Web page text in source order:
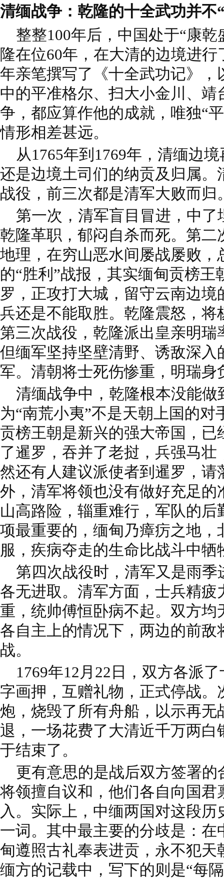
清缅战争：乾隆的十全武功并不
整整100年后，中国处于“康乾
隆在位60年，在大清的边境进
年亲笔撰写了《十全武功记》，
中的平准格尔、扫大小金川、
争，都应算作他的成就，唯独“
情形相差甚远。
从1765年到1769年，清缅边
还是边境土司们的纳贡及归属。
战役，前三次都是清军大败而归
第一次，清军盲目冒进，中了
乾隆革职，郁闷自杀而死。第
地理，在穷山恶水间屡战屡败，
的“胜利”战报，其实缅甸贡榜王
罗，正攻打大城，留守云南边
兵还是不能取胜。乾隆震怒，将
第三次战役，乾隆派出皇亲明
但缅军坚持坚壁清野、诱敌深入
军。清朝将士死伤惨重，明瑞身
清缅战争中，乾隆根本没能做
为“南荒小夷”不是天朝上国的
贡榜王朝是新兴的强大帝国，
了暹罗，吞并了老挝，兵强马
然还有人建议派使者到暹罗，请
外，清军将领也没有做好充足的
山高路险，辎重难行，军队的
项最重要的，缅甸乃瘴疠之地，
服，疾病夺走的生命比战斗中牺
第四次战役时，清军又是雨季
各无进取。清军方面，士兵精
重，统帅傅恒卧病不起。双方均
各自主上的情况下，两边的前敌
战。
1769年12月22日，双方各派
字画押，互赠礼物，正式停战。
炮，烧毁了所有舟船，以示再无
退，一场花费了大清近千万两
于结束了。
更有意思的是战后双方签署的
将领擅自议和，他们各自向国君
入。实际上，中缅两国对这段
一词。其中最主要的分歧是：在
甸遵照古礼奉表进贡，永不犯天
缅方的记载中，写下的则是“每